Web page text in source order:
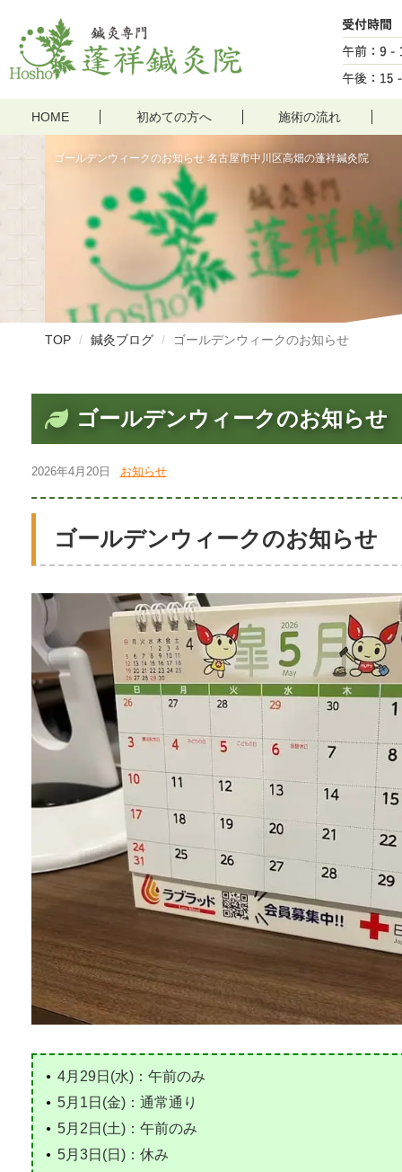
ゴールデンウィークのお知らせ 名古屋市中川区高畑の蓬祥鍼灸院
HOME 初めての方へ 施術の流れ
TOP 鍼灸ブログ ゴールデンウィークのお知らせ
ゴールデンウィークのお知らせ
2026年4月20日 お知らせ
ゴールデンウィークのお知らせ
4月29日(水)：午前のみ
5月1日(金)：通常通り
5月2日(土)：午前のみ
5月3日(日)：休み